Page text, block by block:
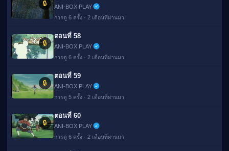
🔒
ANI-BOX PLAY
การดู 6 ครั้ง · 2 เดือนที่ผ่านมา
🔒
ตอนที่ 58
ANI-BOX PLAY
การดู 6 ครั้ง · 2 เดือนที่ผ่านมา
🔒
ตอนที่ 59
ANI-BOX PLAY
การดู 5 ครั้ง · 2 เดือนที่ผ่านมา
🔒
ตอนที่ 60
ANI-BOX PLAY
การดู 6 ครั้ง · 2 เดือนที่ผ่านมา